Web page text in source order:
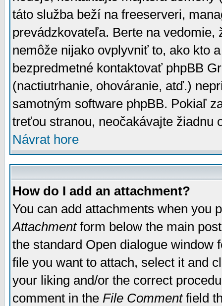
táto služba beží na freeserveri,
prevádzkovateľa. Berte na
nemôže nijako ovplyvniť to, ako kto
bezpredmetné kontaktovať phpBB
(nactiutrhanie, ohováranie, atď.)
samotným software phpBB. Pokiaľ
treťou stranou, neočakávajte žiadnu
Návrat hore
How do I add an attachment?
You can add attachments when you
Attachmentform below the main
the standard Open dialogue window
file you want to attach, select it and
your liking and/or the correct
comment in the File Commentfield